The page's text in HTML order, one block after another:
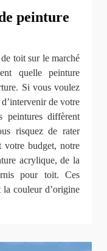
peinture
toit sur le marché
quelle peinture
Si vous voulez
de votre
peintures diffèrent
risquez de rater
votre budget, notre
acrylique, de la
pour toit. Ces
la couleur d’origine